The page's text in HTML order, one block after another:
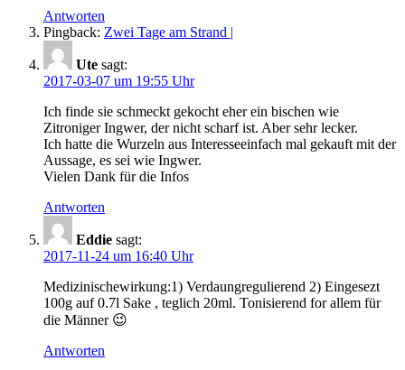
Antworten
Pingback: Zwei Tage am Strand |
Ute sagt:
2017-03-07 um 19:55 Uhr
Ich finde sie schmeckt gekocht eher ein bischen wie
Zitroniger Ingwer, der nicht scharf ist. Aber sehr lecker.
Ich hatte die Wurzeln aus Interesseeinfach mal gekauft mit der
Aussage, es sei wie Ingwer.
Vielen Dank für die Infos
Antworten
Eddie sagt:
2017-11-24 um 16:40 Uhr
Medizinischewirkung:1) Verdaungregulierend 2) Eingesezt
100g auf 0.7l Sake , teglich 20ml. Tonisierend for allem für
die Männer 😉
Antworten